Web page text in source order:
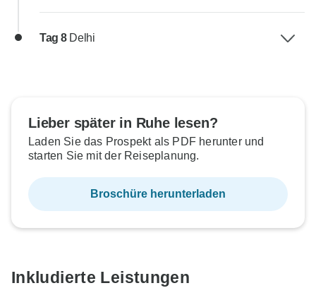
Tag 8 Delhi
Lieber später in Ruhe lesen?
Laden Sie das Prospekt als PDF herunter und
starten Sie mit der Reiseplanung.
Broschüre herunterladen
Inkludierte Leistungen